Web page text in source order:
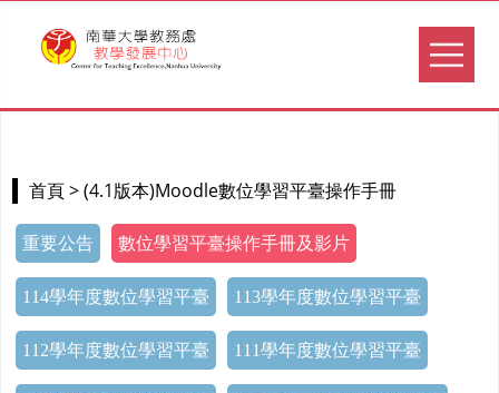
首頁 > (4.1版本)Moodle數位學習平臺操作手冊
重要公告 數位學習平臺操作手冊及影片
114學年度數位學習平臺 113學年度數位學習平臺
112學年度數位學習平臺 111學年度數位學習平臺